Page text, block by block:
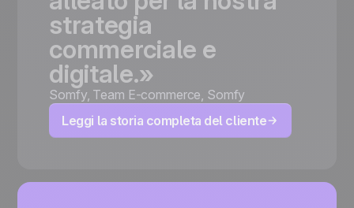
strategia
commerciale e
digitale.»
Somfy, Team E-commerce, Somfy
Leggi la storia completa del cliente